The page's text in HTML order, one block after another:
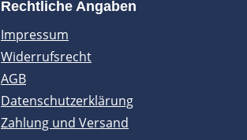
Rechtliche Angaben
Impressum
Widerrufsrecht
AGB
Datenschutzerklärung
Zahlung und Versand